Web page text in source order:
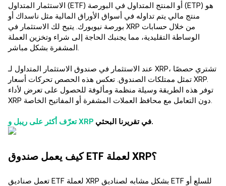
الاستثمار المتداول (ETF) أو المنتج المتداول في البورصة (ETP) هو
منتج مالي يتم تداوله في أسواق الأوراق المالية مثل ناسداك أو
بورصة نيويورك. يتيح لك الاستثمار في XRP من خلال حسابات
الوساطة التقليدية، مما يجنبك الحاجة إلى شراء وتخزين العملة
عند الاستثمار في صندوق الاستثمار المتداول لـ XRP، تشتري حصصًا
تمثل ممتلكات الصندوق. تعكس هذه الحصص تحركات أسعار XRP.
توفر هذه الطريقة وسيلة منظمة ومألوفة للحصول على تعرض لأداء
تعرّف أكثر على ريبل و XRP في تقريرنا البحثي.
كيف يعمل صندوق ETF لعملة XRP؟
تعمل صناديق ETF لعملة XRP بشكل مشابه لصناديق ETF للسلع أو